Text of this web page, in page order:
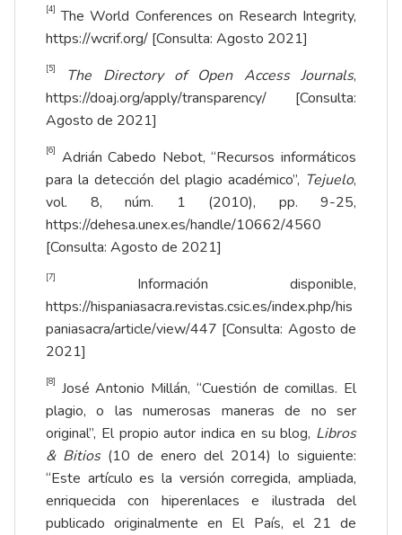
[4] The World Conferences on Research Integrity,
https://wcrif.org/ [Consulta: Agosto 2021]
[5] The Directory of Open Access Journals,
https://doaj.org/apply/transparency/ [Consulta:
Agosto de 2021]
[6]
Adrián Cabedo Nebot, “Recursos informáticos
para la detección del plagio académico”, Tejuelo,
vol. 8, núm. 1 (2010), pp. 9-25,
https://dehesa.unex.es/handle/10662/4560
[Consulta: Agosto de 2021]
[7]
Información disponible,
https://hispaniasacra.revistas.csic.es/index.php/his
paniasacra/article/view/447 [Consulta: Agosto de
2021]
[8]
José Antonio Millán, “Cuestión de comillas. El
plagio, o las numerosas maneras de no ser
original”, El propio autor indica en su blog, Libros
& Bitios (10 de enero del 2014) lo siguiente:
“Este artículo es la versión corregida, ampliada,
enriquecida con hiperenlaces e ilustrada del
publicado originalmente en El País, el 21 de